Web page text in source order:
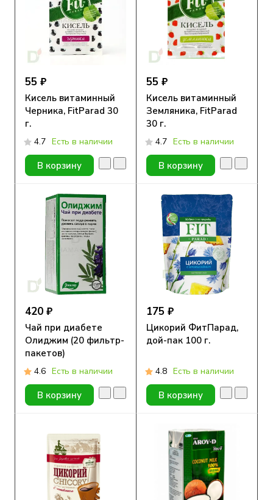
55 ₽
Кисель витаминный
Черника, FitParad 30
г.
4.7 Есть в наличии
В корзину
55 ₽
Кисель витаминный
Земляника, FitParad
30 г.
4.7 Есть в наличии
В корзину
420 ₽
Чай при диабете
Олиджим (20 фильтр-
пакетов)
4.6 Есть в наличии
В корзину
175 ₽
Цикорий ФитПарад,
дой-пак 100 г.
4.8 Есть в наличии
В корзину